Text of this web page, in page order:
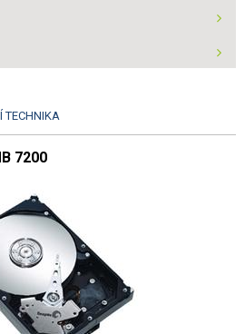
TECHNIKA
7200